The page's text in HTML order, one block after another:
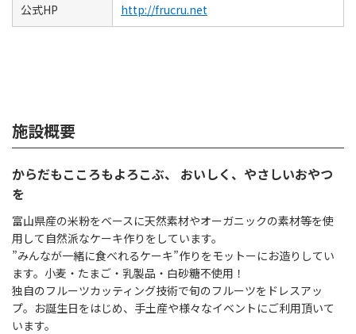
公式HP http://frucru.net
施設概要
からだもこころもよろこぶ、 おいしく、やさしいおやつ
を
富山県産の米粉をベースに天然素材やオーガニックの素材等を使
用して自然派なケーキ作りをしています。
”みんなが一緒に食べれるケーキ”作りをモットーにお造りしてい
ます。小麦・たまご・乳製品・白砂糖不使用！
独自のフルーツカッティング技術で旬のフルーツをドレスアッ
プ。お誕生日をはじめ、手土産や様々なイベントにご利用頂いて
います。